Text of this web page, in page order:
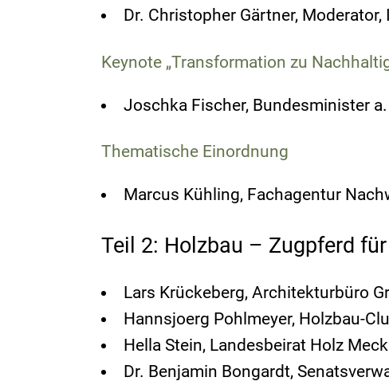
Dr. Christopher Gärtner,
Keynote „Transformation zu
Joschka Fischer, Bundesminister a.
Thematische Einordnung
Marcus Kühling, Fachagentur
Teil 2: Holzbau – Zugpferd
Lars Krückeberg, Architekturbüro
Hannsjoerg Pohlmeyer, Holzbau-
Hella Stein, Landesbeirat Holz
Dr. Benjamin Bongardt,